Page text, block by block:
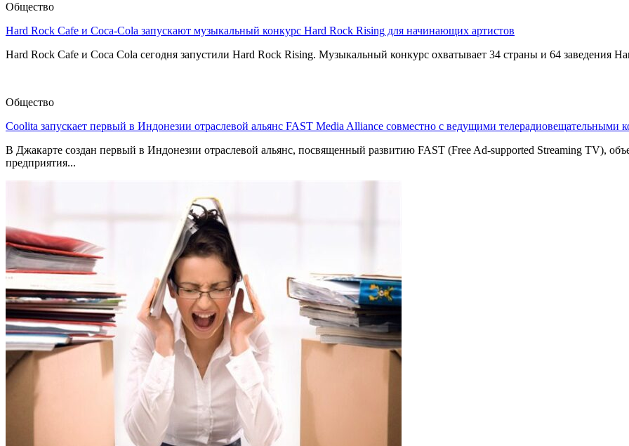
Общество
Hard Rock Cafe и Coca-Cola запускают музыкальный конкурс Hard Rock Rising для начинающих артистов
Hard Rock Cafe и Coca Cola сегодня запустили Hard Rock Rising. Музыкальный конкурс охватывает 34 страны и 64 заведения
Общество
Coolita запускает первый в Индонезии отраслевой альянс FAST Media Alliance совместно с ведущими телерадиовещательными
В Джакарте создан первый в Индонезии отраслевой альянс, посвященный развитию FAST (Free Ad-supported Streaming TV),
предприятия...